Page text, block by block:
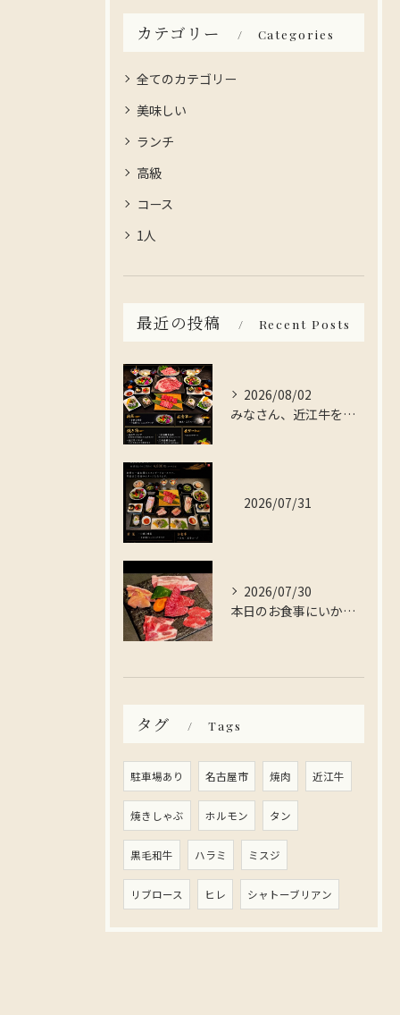
カテゴリー Categories
全てのカテゴリー
美味しい
ランチ
高級
コース
1人
最近の投稿 Recent Posts
2026/08/02
みなさん、近江牛を存分に楽しんでみませんか？
2026/07/31
2026/07/30
本日のお食事にいかがですか？
タグ Tags
駐車場あり 名古屋市 焼肉 近江牛
焼きしゃぶ ホルモン タン
黒毛和牛 ハラミ ミスジ
リブロース ヒレ シャトーブリアン